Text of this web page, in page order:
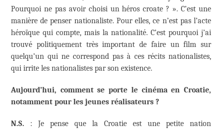
Pourquoi ne pas avoir choisi un héros croate ? ». C’est une
manière de penser nationaliste. Pour elles, ce n’est pas l’acte
héroïque qui compte, mais la nationalité. C’est pourquoi j’ai
trouvé politiquement très important de faire un film sur
quelqu’un qui ne correspond pas à ces récits nationalistes,
qui irrite les nationalistes par son existence.
Aujourd’hui, comment se porte le cinéma en Croatie,
notamment pour les jeunes réalisateurs ?
N.S. : Je pense que la Croatie est une petite nation